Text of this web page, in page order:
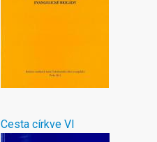
Cesta církve VI